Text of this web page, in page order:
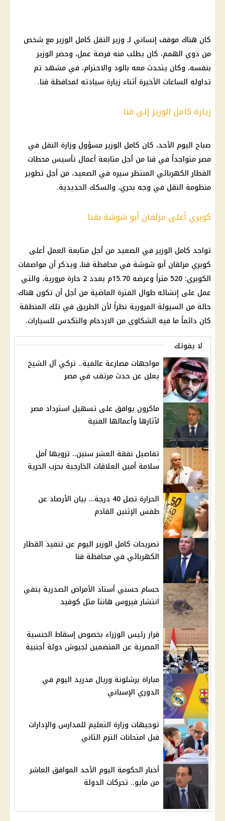
كان هناك موقف إنساني لـ وزير النقل كامل الوزير مع شخص
من ذوي الهمم، كان يطلب منه فرصة عمل، وحضر الوزير
بنفسه، وكان يتحدث معه بالود والاحترام، في مشهد تم
تداوله الساعات الأخيرة أثناء زيارة سيادته لمحافظة قنا.
زيارة كامل الوزير إلى قنا
صباح اليوم الأحد، كان كامل الوزير مسؤول وزارة النقل في
مصر متواجداً في قنا من أجل متابعة أعمال تأسيس محطات
القطار الكهربائي المنتظر سيره في الصعيد، من أجل تطوير
منظومة النقل في وجه بحري، والسكك الحديدية.
كوبري أعلى مزلقان أبو شوشة بقنا
تواجد كامل الوزيرفي الصعيد من أجل متابعة العمل أعلى
كوبري مزلقان أبو شوشة في محافظة قنا، ويذكر أن مواصفات
الكوبري: 520 متراً وعرضه 15.70م بعدد 2 حارة مرورية، والتي
عمل على إنشائه طوال الفترة الماضية من أجل أن تكون هناك
حالة من السيولة المرورية نظراً لأن الطريق في تلك المنطقة
كان دائماً ما فيه الشكاوى من الازدحام والتكدس للسيارات.
لا يفوتك
مواجهات مصارعة عالمية.. تركي آل الشيخ
يعلن عن حدث مرتقب في مصر
ماكرون يوافق على تسهيل استرداد مصر
لآثارها وأعمالها الفنية
تفاصيل نفقة العشر سنين.. ترويها أمل
سلامة أمين العلاقات الخارجية بحزب الحرية
الحرارة تصل 40 درجة… بيان الأرصاد عن
طقس الإثنين القادم
تصريحات كامل الوزير اليوم عن تنفيذ القطار
الكهربائي في محافظة قنا
حسام حسني أستاذ الأمراض الصدرية ينفي
انتشار فيروس هانتا مثل كوفيد
قرار رئيس الوزراء بخصوص إسقاط الجنسية
المصرية عن المنضمين لجيوش دولة أجنبية
مباراة برشلونة وريال مدريد اليوم في
الدوري الإسباني
توجيهات وزارة التعليم للمدارس والإدارات
قبل امتحانات الترم الثاني
أخبار الحكومة اليوم الأحد الموافق العاشر
من مايو.. تحركات الدولة